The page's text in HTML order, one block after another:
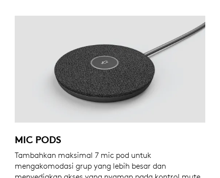
MIC PODS
Tambahkan maksimal 7 mic pod untuk
mengakomodasi grup yang lebih besar dan